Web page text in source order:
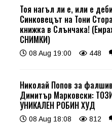
Тоя нагъл ли е, или е
Синковецът на Тони
книжка в Слънчака!
СНИМКИ)
08 Aug 19:00 448
Николай Попов за
Димитър Марковски:
УНИКАЛЕН РОБИН ХУД
08 Aug 18:08 812